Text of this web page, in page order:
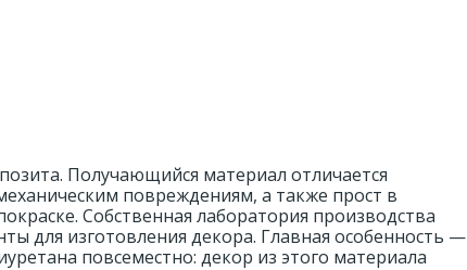
Получающийся материал отличается
повреждениям, а также прост в
Собственная лаборатория производства
для изготовления декора. Главная особенность —
повсеместно: декор из этого материала